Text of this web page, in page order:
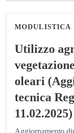
MODULISTICA
Utilizzo
oleari
tecnica
11.02.2025)
Aggiornamento